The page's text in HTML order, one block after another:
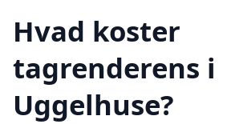
Hvad koster
tagrenderens i
Uggelhuse?